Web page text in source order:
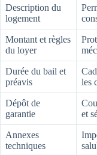
Description du
logement
Montant et règles
du loyer
Durée du bail et
préavis
les
Dépôt de
garantie
et
Annexes
techniques